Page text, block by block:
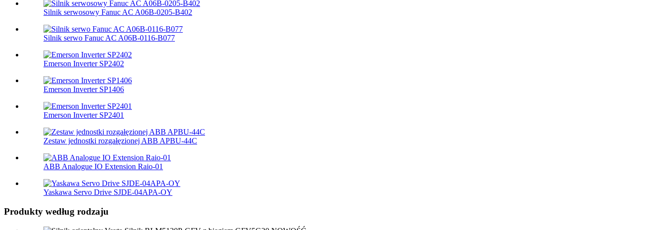
Silnik serwosowy Fanuc AC A06B-0205-B402
Silnik serwo Fanuc AC A06B-0116-B077
Emerson Inverter SP2402
Emerson Inverter SP1406
Emerson Inverter SP2401
Zestaw jednostki rozgałęzionej ABB APBU-44C
ABB Analogue IO Extension Raio-01
Yaskawa Servo Drive SJDE-04APA-OY
Produkty według rodzaju